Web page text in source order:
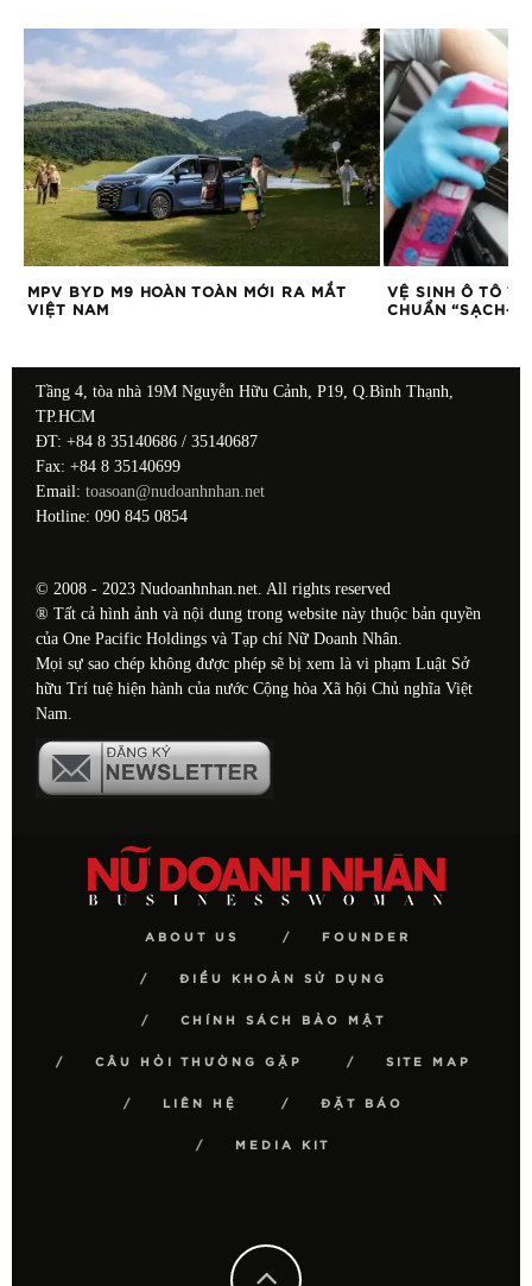
MPV BYD M9 HOÀN TOÀN MỚI RA MẮT
VIỆT NAM
VỆ SINH Ô TÔ
CHUẨN “SẠCH-
Tầng 4, tòa nhà 19M Nguyễn Hữu Cảnh, P19, Q.Bình Thạnh,
TP.HCM
ĐT: +84 8 35140686 / 35140687
Fax: +84 8 35140699
Email: toasoan@nudoanhnhan.net
Hotline: 090 845 0854
© 2008 - 2023 Nudoanhnhan.net. All rights reserved
® Tất cả hình ảnh và nội dung trong website này thuộc bản quyền
của One Pacific Holdings và Tạp chí Nữ Doanh Nhân.
Mọi sự sao chép không được phép sẽ bị xem là vi phạm Luật Sở
hữu Trí tuệ hiện hành của nước Cộng hòa Xã hội Chủ nghĩa Việt
Nam.
ABOUT US FOUNDER
ĐIỀU KHOẢN SỬ DỤNG
CHÍNH SÁCH BẢO MẬT
CÂU HỎI THƯỜNG GẶP SITE MAP
LIÊN HỆ ĐẶT BÁO
MEDIA KIT